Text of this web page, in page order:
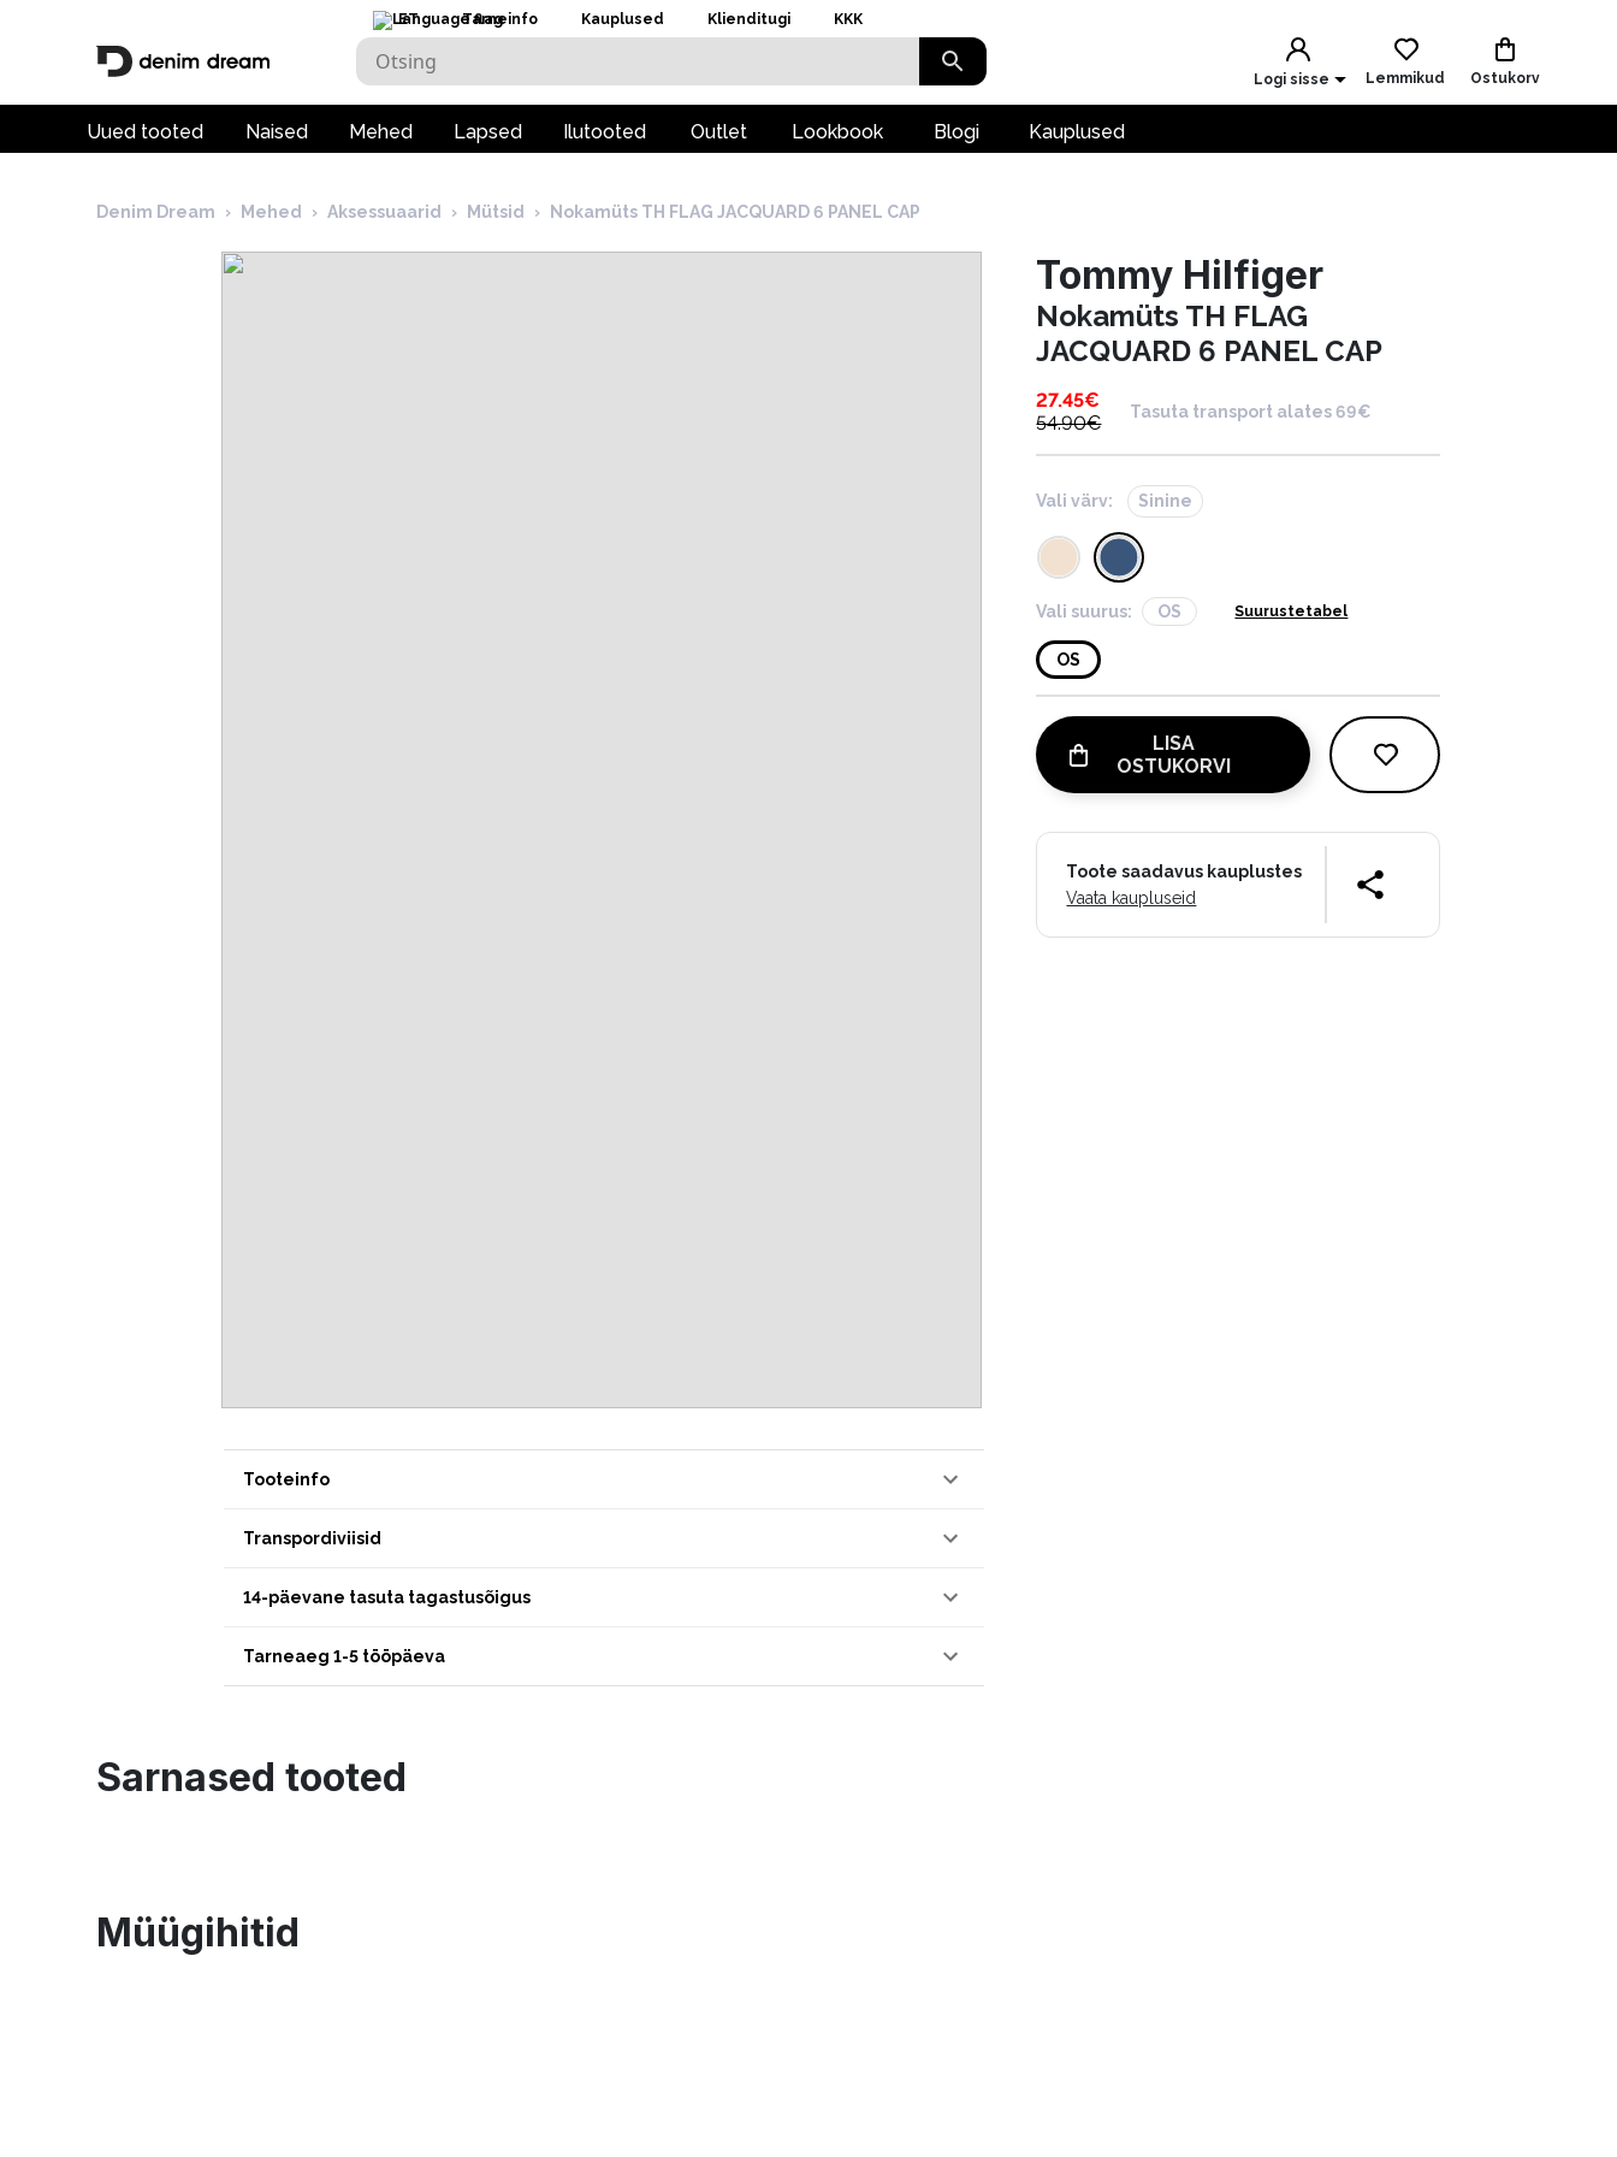
ET Tarneinfo Kauplused Klienditugi KKK
Logi sisse Lemmikud Ostukorv
Uued tooted Naised Mehed Lapsed Ilutooted Outlet Lookbook Blogi Kauplused
Denim Dream › Mehed › Aksessuaarid › Mütsid › Nokamüts TH FLAG JACQUARD 6 PANEL CAP
Tooteinfo
Transpordiviisid
14-päevane tasuta tagastusõigus
Tarneaeg 1-5 tööpäeva
Tommy Hilfiger
Nokamüts TH FLAG
JACQUARD 6 PANEL CAP
27.45€
54.90€
Tasuta transport alates 69€
Vali värv: Sinine
Vali suurus: OS Suurustetabel
OS
LISA
OSTUKORVI
Toote saadavus kauplustes
Vaata kaupluseid
Sarnased tooted
Müügihitid